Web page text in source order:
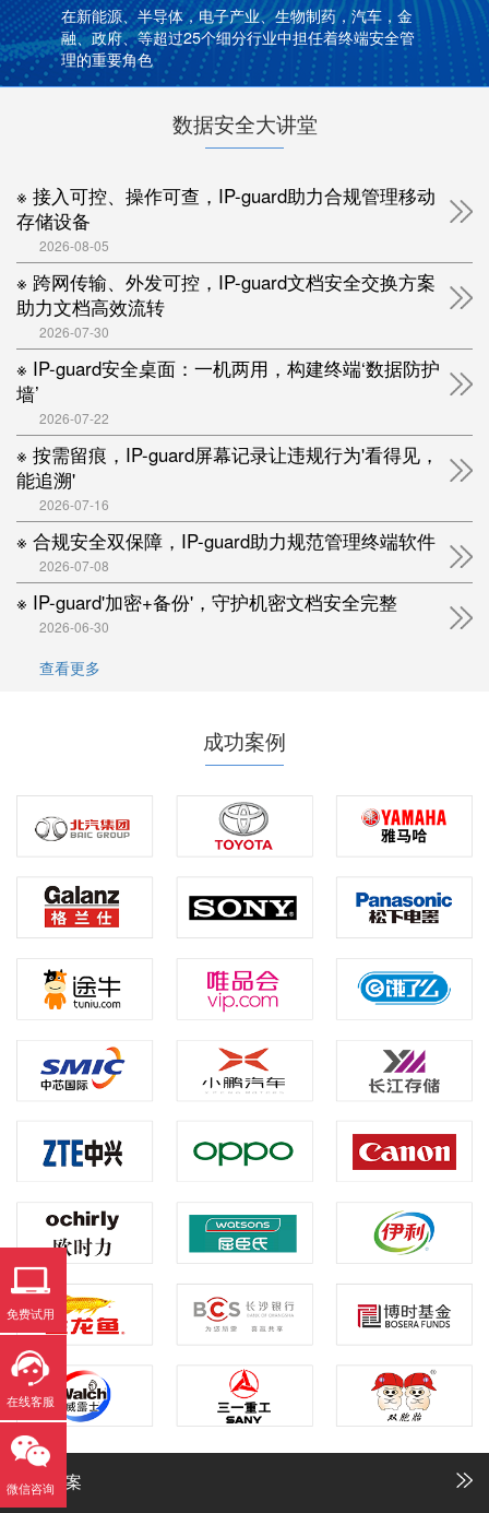
在新能源、半导体，电子产业、生物制药，汽车，金
融、政府、等超过25个细分行业中担任着终端安全管
理的重要角色
数据安全大讲堂
※ 接入可控、操作可查，IP-guard助力合规管理移动
存储设备
2026-08-05
※ 跨网传输、外发可控，IP-guard文档安全交换方案
助力文档高效流转
2026-07-30
※ IP-guard安全桌面：一机两用，构建终端‘数据防护
墙’
2026-07-22
※ 按需留痕，IP-guard屏幕记录让违规行为'看得见，
能追溯'
2026-07-16
※ 合规安全双保障，IP-guard助力规范管理终端软件
2026-07-08
※ IP-guard'加密+备份'，守护机密文档安全完整
2026-06-30
查看更多
成功案例
解决方案
免费试用
在线客服
微信咨询
售前咨询
售后咨询